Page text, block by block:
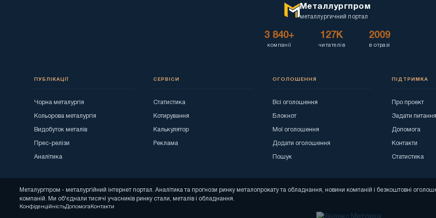
Металлургпром
металлургичний портал
3 840+
компанії
127K
читателів
2009
в отразі
ПУБЛІКАЦІЇ
Чорна металургія
Кольорова металургія
Видобуток металів
Прес-релізи
Аналітика
СЕРВІСИ
Статистика
Котирування
Калькулятор
Реклама
ОГОЛОШЕННЯ
Всі оголошення
Блокнот
Мої оголошення
Додати оголошення
Пошук
ПІДТРИМКА
Про проект
Задати питання
Допомога
Контакти
Статистика
Металургпром - металургійний інтернет портал. Аналітика та прогнози ринку металопрокату та обладнання, новини компаній і безкоштовні
компаній. Ми об'єднали тисячі учасників ринку стали, металів і обладнання.
КонфіденційністьДопомога Контакти